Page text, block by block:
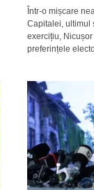
Într-o mișcare
Capitalei, ultimul
exercițiu,
preferințele